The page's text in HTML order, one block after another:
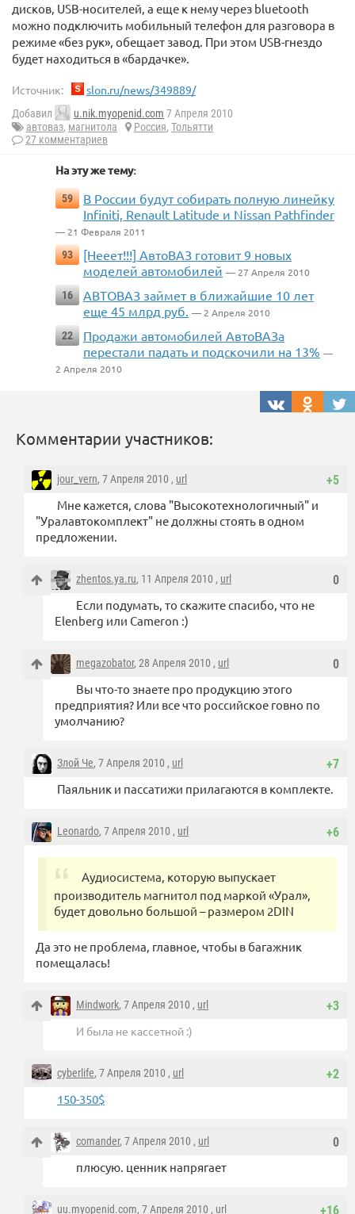
дисков, USB-носителей, а еще к нему через bluetooth
можно подключить мобильный телефон для разговора в
режиме «без рук», обещает завод. При этом USB-гнездо
будет находиться в «бардачке».
Источник: slon.ru/news/349889/
Добавил u.nik.myopenid.com 7 Апреля 2010
автоваз, магнитола Россия, Тольятти
27 комментариев
На эту же тему:
59
В России будут собирать полную линейку
Infiniti, Renault Latitude и Nissan Pathfinder
— 21 Февраля 2011
93
[Нееет!!!] АвтоВАЗ готовит 9 новых
моделей автомобилей — 27 Апреля 2010
16
АВТОВАЗ займет в ближайшие 10 лет
еще 45 млрд руб. — 2 Апреля 2010
22
Продажи автомобилей АвтоВАЗа
перестали падать и подскочили на 13% —
2 Апреля 2010
Комментарии участников:
+5
jour_vern, 7 Апреля 2010 , url
Мне кажется, слова "Высокотехнологичный" и
"Уралавтокомплект" не должны стоять в одном
предложении.
0
zhentos.ya.ru, 11 Апреля 2010 , url
Если подумать, то скажите спасибо, что не
Elenberg или Cameron :)
0
megazobator, 28 Апреля 2010 , url
Вы что-то знаете про продукцию этого
предприятия? Или все что российское говно по
умолчанию?
+7
Злой Че, 7 Апреля 2010 , url
Паяльник и пассатижи прилагаются в комплекте.
+6
Leonardo, 7 Апреля 2010 , url
Аудиосистема, которую выпускает
производитель магнитол под маркой «Урал»,
будет довольно большой – размером 2DIN
Да это не проблема, главное, чтобы в багажник
помещалась!
+3
Mindwork, 7 Апреля 2010 , url
И была не кассетной :)
+2
cyberlife, 7 Апреля 2010 , url
150-350$
0
comander, 7 Апреля 2010 , url
плюсую. ценник напрягает
+16
uu.myopenid.com, 7 Апреля 2010 , url